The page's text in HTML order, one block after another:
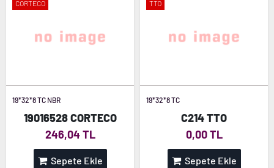
CORTECO
19*32*8 TC NBR
19016528 CORTECO
246,04 TL
Sepete Ekle
TTO
19*32*8 TC
C214 TTO
0,00 TL
Sepete Ekle